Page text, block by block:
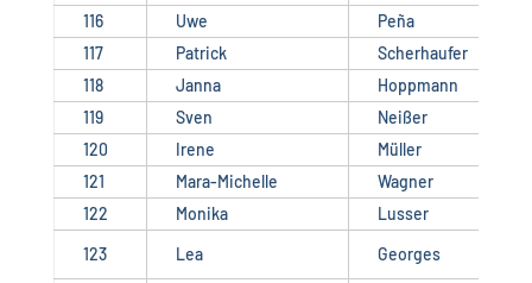
116
Uwe
Peña
117
Patrick
Scherhaufer
118
Janna
Hoppmann
119
Sven
Neißer
120
Irene
Müller
121
Mara-Michelle
Wagner
122
Monika
Lusser
123
Lea
Georges